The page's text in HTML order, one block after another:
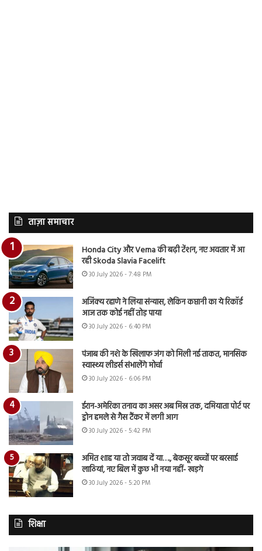
ताज़ा समाचार
Honda City और Verna की बढ़ी टेंशन, नए अवतार में आ
रही Skoda Slavia Facelift
30 July 2026 - 7:48 PM
अजिंक्य रहाणे ने लिया संन्यास, लेकिन कप्तानी का ये रिकॉर्ड
आज तक कोई नहीं तोड़ पाया
30 July 2026 - 6:40 PM
पंजाब की नशे के खिलाफ जंग को मिली नई ताकत, मानसिक
स्वास्थ्य लीडर्स संभालेंगे मोर्चा
30 July 2026 - 6:06 PM
ईरान-अमेरिका तनाव का असर अब मिस्र तक, दमियाता पोर्ट पर
ड्रोन हमले से गैस टैंकर में लगी आग
30 July 2026 - 5:42 PM
अमित शाह या तो जवाब दें या…., बेकसूर बच्चों पर बरसाई
लाठियां, नए बिल में कुछ भी नया नहीं- खड़गे
30 July 2026 - 5:20 PM
शिक्षा